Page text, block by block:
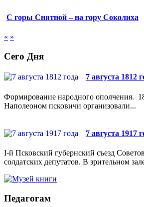
С горы Снятной – на гору Соколиха
« »
Сего Дня
7 августа 1812
Формирование народного ополчения.
Наполеоном псковичи организовали...
7 августа 1917
I-й Псковский губернский съезд
солдатских депутатов. В зрительном
Педагогам